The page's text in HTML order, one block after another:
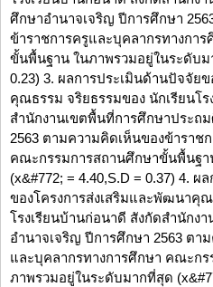
ศึกษาอำนาจเจริญ ปีการศึกษา
ข้าราชการครูและบุคลากรทางกา
ขั้นพื้นฐาน ในภาพรวมอยู่ในระดับม
0.23) 3. ผลการประเมินด้านปัจจัย
คุณธรรม จริยธรรมของ นักเรียนโ
สำนักงานเขตพื้นที่การศึกษาประถ
2563 ตามความคิดเห็นของข้าราช
คณะกรรมการสถานศึกษาขั้นพื้นฐ
(x&#772; = 4.40,S.D = 0.37) 4.
ของโครงการส่งเสริมและพัฒนาคุ
โรงเรียนบ้านก่อนาดี สังกัดสำนักง
อำนาจเจริญ ปีการศึกษา 2563 ตา
และบุคลากรทางการศึกษา คณะก
ภาพรวมอยู่ในระดับมากที่สุด